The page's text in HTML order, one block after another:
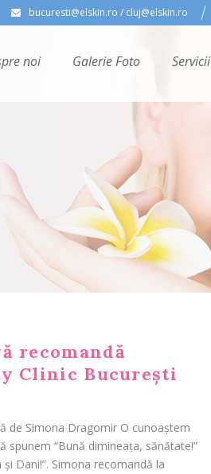
bucuresti@elskin.ro / cluj@elskin.ro
noi Galerie Foto Servicii
recomandă
Clinic București
de Simona Dragomir O cunoaștem
“Bună dimineața, sănătate!”
Dani!”. Simona recomandă la